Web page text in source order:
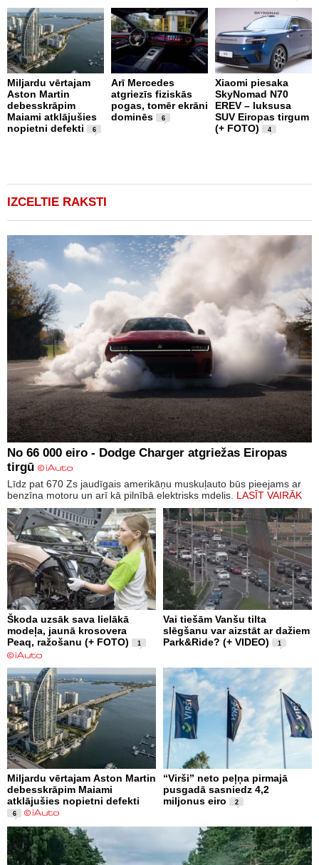
Miljardu vērtajam
Aston Martin
debesskrāpim
Maiami atklājušies
nopietni defekti
6
Arī Mercedes
atgriezīs fiziskās
pogas, tomēr ekrāni
dominēs
6
Xiaomi piesaka
SkyNomad N70
EREV – luksusa
SUV Eiropas tirgum
(+ FOTO)
4
IZCELTIE RAKSTI
No 66 000 eiro - Dodge Charger atgriežas Eiropas
tirgū
Līdz pat 670 Zs jaudīgais amerikāņu muskuļauto būs pieejams ar
benzīna motoru un arī kā pilnībā elektrisks mdelis. LASĪT VAIRĀK
Škoda uzsāk sava lielākā
modeļa, jaunā krosovera
Peaq, ražošanu (+ FOTO)
1
Vai tiešām Vanšu tilta
slēgšanu var aizstāt ar dažiem
Park&Ride? (+ VIDEO)
1
Miljardu vērtajam Aston Martin
debesskrāpim Maiami
atklājušies nopietni defekti
6
“Virši” neto peļņa pirmajā
pusgadā sasniedz 4,2
miljonus eiro
2